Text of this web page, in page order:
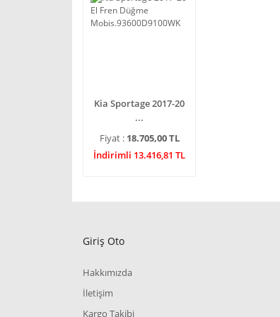
Kia Sportage 2017-20
...
Fiyat : 18.705,00 TL
İndirimli 13.416,81 TL
Giriş Oto
Hakkımızda
İletişim
Kargo Takibi